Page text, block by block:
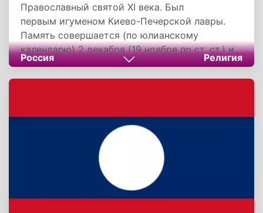
Православный святой XI века. Был
первым игуменом Киево-Печерской лавры.
Память совершается (по юлианскому
календарю) 2 декабря (19 ноября по ст. ст.) и
28 сентября (Собор преподобных отцов
Киево-Печерских Ближних пещер). В
подземной церкви прп. Варлаама, игумена
Печерского в Ближних пещерах Киево-
Печерской Лавры.
Россия Религия